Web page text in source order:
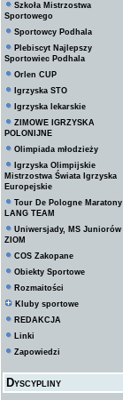
Szkoła Mistrzostwa
Sportowego
Sportowcy Podhala
Plebiscyt Najlepszy
Sportowiec Podhala
Orlen CUP
Igrzyska STO
Igrzyska lekarskie
ZIMOWE IGRZYSKA
POLONIJNE
Olimpiada młodzieży
Igrzyska Olimpijskie
Mistrzostwa Świata Igrzyska
Europejskie
Tour De Pologne Maratony
LANG TEAM
Uniwersjady, MS Juniorów
ZIOM
COS Zakopane
Obiekty Sportowe
Rozmaitości
Kluby sportowe
REDAKCJA
Linki
Zapowiedzi
Dyscypliny